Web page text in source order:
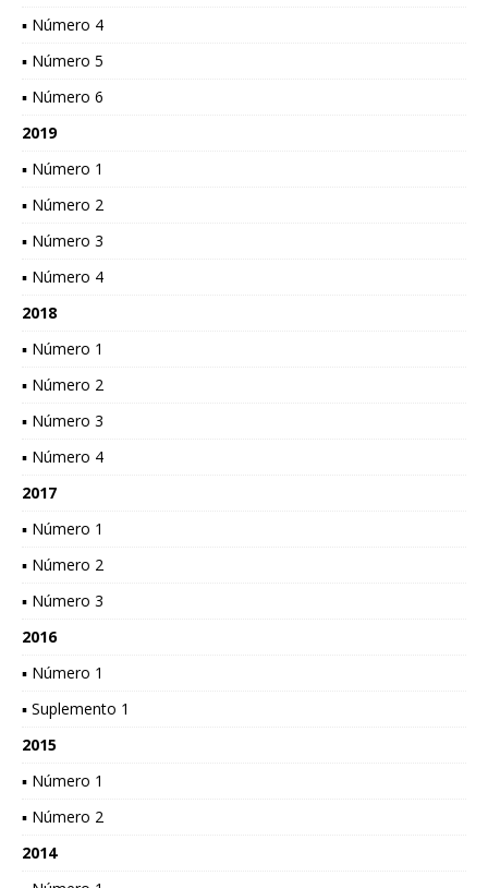
▪ Número 4
▪ Número 5
▪ Número 6
2019
▪ Número 1
▪ Número 2
▪ Número 3
▪ Número 4
2018
▪ Número 1
▪ Número 2
▪ Número 3
▪ Número 4
2017
▪ Número 1
▪ Número 2
▪ Número 3
2016
▪ Número 1
▪ Suplemento 1
2015
▪ Número 1
▪ Número 2
2014